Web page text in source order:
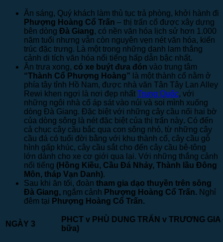
Ăn sáng, Quý khách làm thủ tục trả phòng, khởi hành đi
Phượng Hoàng Cổ Trấn – thị trấn cổ được xây dựng
bên dòng Đà Giang, có nền văn hóa lịch sử hơn 1.000
năm tuổi nhưng vẫn còn nguyên vẹn nét văn hóa, kiến
trúc đặc trưng. Là một trong những danh lam thắng
cảnh di tích văn hóa nổi tiếng hấp dẫn bậc nhất.
Ăn trưa xong, có xe buýt đưa đón vào trung tâm
“Thành Cổ Phượng Hoàng” là một thành cổ nằm ở
phía tây tỉnh Hồ Nam, được nhà văn Tân Tây Lan Alley
Rewi khen ngợi là nơi đẹp nhất Trung Quốc, với
những ngôi nhà cổ áp sát vào núi và soi mình xuống
dòng Đà Giang. Đặc biệt với những cây cầu nối hai bờ
của dòng sông là nét đặc biệt của thị trấn này. Có đến
cả chục cây cầu bắc qua con sông nhỏ, từ những cây
cầu đá có tuổi đời bằng với khu thành cổ, cây cầu gỗ
hình gấp khúc, cây cầu sắt cho đến cây cầu bê-tông
lớn dành cho xe cơ giới qua lại. Với những thắng cảnh
nổi tiếng (Hồng Kiều, Cầu Đá Nhảy, Thành lầu Đông
Môn, tháp Vạn Danh).
Sau khi ăn tối, đoàn tham gia dạo thuyền trên sông
Đà Giang, ngắm cảnh Phượng Hoàng Cổ Trấn. Nghỉ
đêm tại Phượng Hoàng Cổ Trấn.
NGÀY 3
PHCT v PHÙ DUNG TRẤN v TRƯƠNG
bữa)